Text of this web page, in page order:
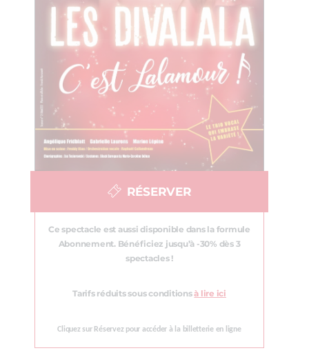
RÉSERVER
Ce spectacle est aussi disponible dans la formule
Abonnement. Bénéficiez jusqu’à -30% dès 3
spectacles !
Tarifs réduits sous conditionsà lire ici
Cliquez sur Réservez pour accéder à la billetterie en ligne